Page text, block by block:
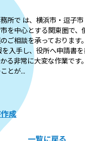
所で は、横浜市・逗子
を中心とする関東圏で、
ご相談を承っております
入手し、役所へ申請書
る非常に大変な作業です
とが...
成
一覧に戻る